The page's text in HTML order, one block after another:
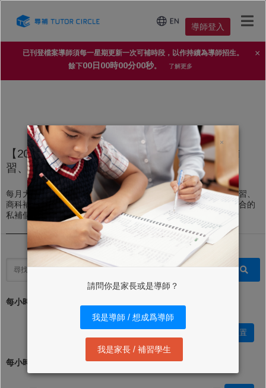
導師登入
×
已刊登檔案導師須每一星期更新一次可補時段，以作持續為導師招生。
餘下00日00時00分00秒。 了解更多
×
請問你是家長或是導師？
我是導師 / 想成爲導師
我是家長 / 補習學生
【2025年家長導師信賴 No.1 補習平台】上門補
習、私人補習個案
每月大量上門補習、私人補習個案，不論DSE文科補習、理科補習、
商科補習，還是高中、初中、小學補習，導師都能即時配對到適合的
私補個案。
每小時學費 (最低)：*
重置
每小時學費 (最高)：